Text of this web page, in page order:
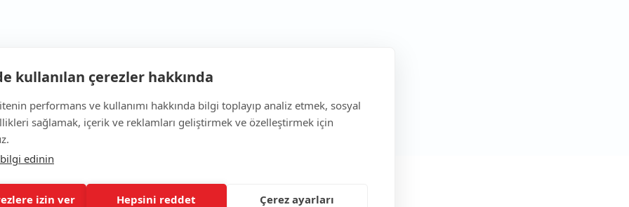
bağlanacaktır.
Ürünler Hakkımızda
kullanılan çerezler hakkında
performans ve kullanımı hakkında bilgi toplayıp analiz etmek, sosyal
sağlamak, içerik ve reklamları geliştirmek ve özelleştirmek için
edinin
izin ver Hepsini reddet Çerez ayarları